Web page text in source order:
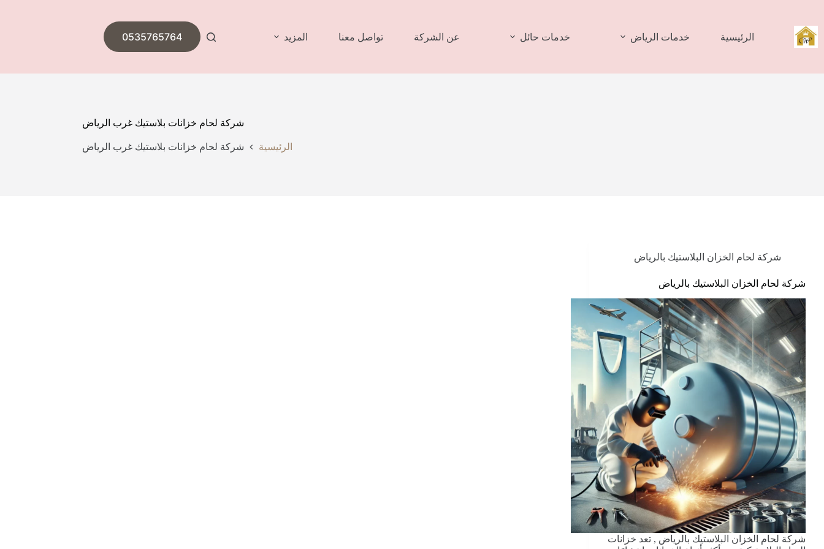
المحتوى
الرئيسية خدمات الرياض خدمات حائل عن الشركة تواصل معنا المزيد 0535765764
شركة لحام خزانات بلاستيك غرب الرياض
الرئيسية شركة لحام خزانات بلاستيك غرب الرياض
شركة لحام الخزان البلاستيك بالرياض
شركة لحام الخزان البلاستيك بالرياض
شركة لحام الخزان البلاستيك بالرياض , تعد خزانات